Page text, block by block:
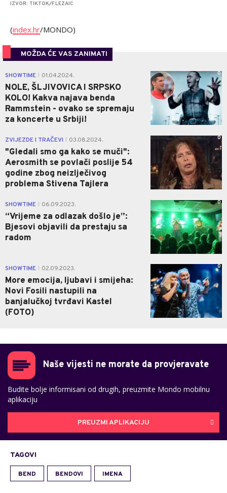
IZVOR: TIKTOK/F.LEZAIC
(index.hr/MONDO)
MOŽDA ĆE VAS ZANIMATI
SHOWTIME 01.04.2024.
NOLE, ŠLJIVOVICA I SRPSKO
KOLO! Kakva najava benda
Rammstein - ovako se spremaju
za koncerte u Srbiji!
0
ZVIJEZDE I TRAČEVI 03.08.2024.
"Gledali smo ga kako se muči":
Aerosmith se povlači poslije 54
godine zbog neizlječivog
problema Stivena Tajlera
0
SHOWTIME 06.09.2023.
“Vrijeme za odlazak došlo je”:
Bjesovi objavili da prestaju sa
radom
0
SHOWTIME 02.09.2023.
More emocija, ljubavi i smijeha:
Novi Fosili nastupili na
banjalučkoj tvrđavi Kastel
(FOTO)
0
Naše vijesti ne morate da provjeravate
Budite bolje informisani od drugih, preuzmite Mondo mobilnu
aplikaciju
PREUZMI APLIKACIJU
TAGOVI
BEND BENDOVI IMENA